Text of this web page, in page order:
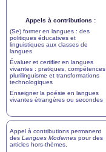
Appels à contributions :
(Se) former en langues : des
politiques éducatives et
linguistiques aux classes de
langues
Évaluer et certifier en langues
vivantes : pratiques, compétences,
plurilinguisme et transformations
technologiques
Enseigner la poésie en langues
vivantes étrangères ou secondes
Appel à contributions permanent
des Langues Modernes pour des
articles hors-thèmes